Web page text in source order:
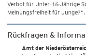
Verbot für Unter-16-Jährige
Meinungsfreiheit für Junge?“.
Rückfragen &
Amt der